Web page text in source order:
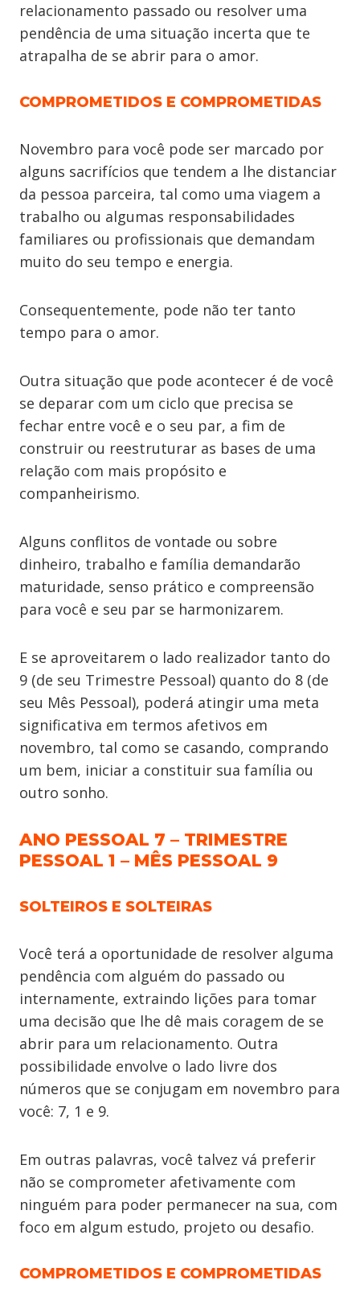
relacionamento passado ou resolver uma
pendência de uma situação incerta que te
atrapalha de se abrir para o amor.
COMPROMETIDOS E COMPROMETIDAS
Novembro para você pode ser marcado por
alguns sacrifícios que tendem a lhe distanciar
da pessoa parceira, tal como uma viagem a
trabalho ou algumas responsabilidades
familiares ou profissionais que demandam
muito do seu tempo e energia.
Consequentemente, pode não ter tanto
tempo para o amor.
Outra situação que pode acontecer é de você
se deparar com um ciclo que precisa se
fechar entre você e o seu par, a fim de
construir ou reestruturar as bases de uma
relação com mais propósito e
companheirismo.
Alguns conflitos de vontade ou sobre
dinheiro, trabalho e família demandarão
maturidade, senso prático e compreensão
para você e seu par se harmonizarem.
E se aproveitarem o lado realizador tanto do
9 (de seu Trimestre Pessoal) quanto do 8 (de
seu Mês Pessoal), poderá atingir uma meta
significativa em termos afetivos em
novembro, tal como se casando, comprando
um bem, iniciar a constituir sua família ou
outro sonho.
ANO PESSOAL 7 – TRIMESTRE
PESSOAL 1 – MÊS PESSOAL 9
SOLTEIROS E SOLTEIRAS
Você terá a oportunidade de resolver alguma
pendência com alguém do passado ou
internamente, extraindo lições para tomar
uma decisão que lhe dê mais coragem de se
abrir para um relacionamento. Outra
possibilidade envolve o lado livre dos
números que se conjugam em novembro para
você: 7, 1 e 9.
Em outras palavras, você talvez vá preferir
não se comprometer afetivamente com
ninguém para poder permanecer na sua, com
foco em algum estudo, projeto ou desafio.
COMPROMETIDOS E COMPROMETIDAS